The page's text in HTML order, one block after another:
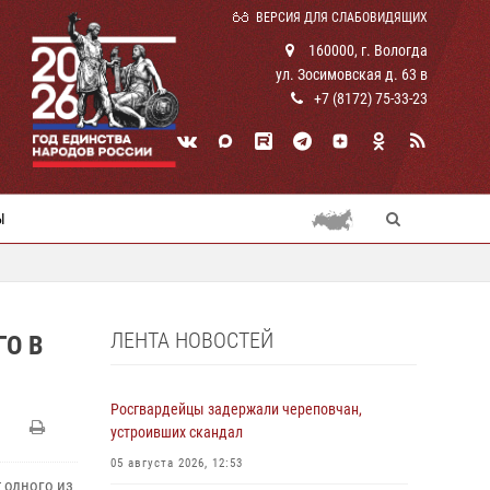
ВЕРСИЯ ДЛЯ СЛАБОВИДЯЩИХ
160000, г. Вологда
ул. Зосимовская д. 63 в
+7 (8172) 75-33-23
В
из
ЛЕНТА НОВОСТЕЙ
Росгвардейцы задержали череповчан,
устроивших скандал
05 августа 2026, 12:53